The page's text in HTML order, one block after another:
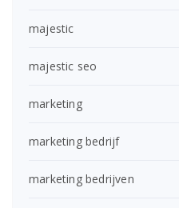
majestic
majestic seo
marketing
marketing bedrijf
marketing bedrijven